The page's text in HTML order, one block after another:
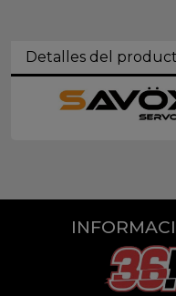
Detalles del